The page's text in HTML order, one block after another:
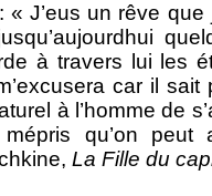
« J’eus un rêve
à travers lui les
car il
à l’homme de
qu’on
La Fille du